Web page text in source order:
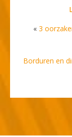
« 3
Borduren en